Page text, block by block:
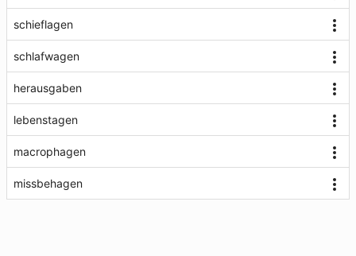
schieflagen
schlafwagen
herausgaben
lebenstagen
macrophagen
missbehagen